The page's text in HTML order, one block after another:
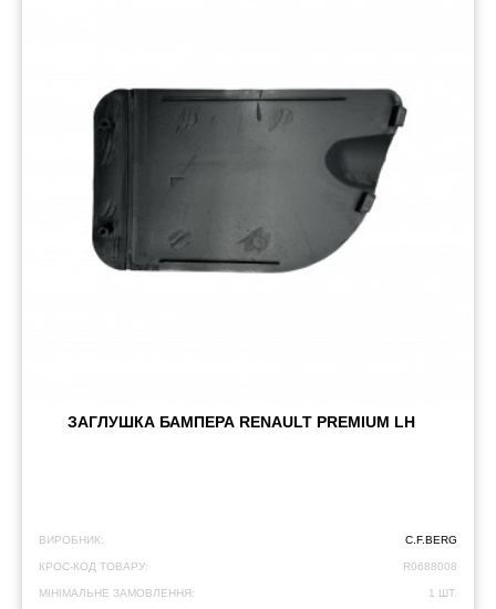
ЗАГЛУШКА БАМПЕРА RENAULT PREMIUM LH
ВИРОБНИК: C.F.BERG
КРОС-КОД ТОВАРУ: R0688008
МІНІМАЛЬНЕ ЗАМОВЛЕННЯ: 1 ШТ.